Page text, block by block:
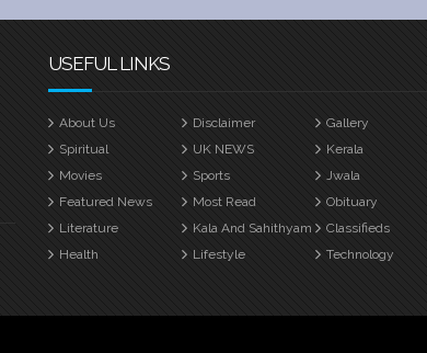
USEFUL LINKS
About Us Disclaimer Gallery
Spiritual
UK NEWS Kerala
Movies
Sports Jwala
Featured News
Most Read Obituary
Literature
Kala And Sahithyam Classifieds
Health
Lifestyle Technology